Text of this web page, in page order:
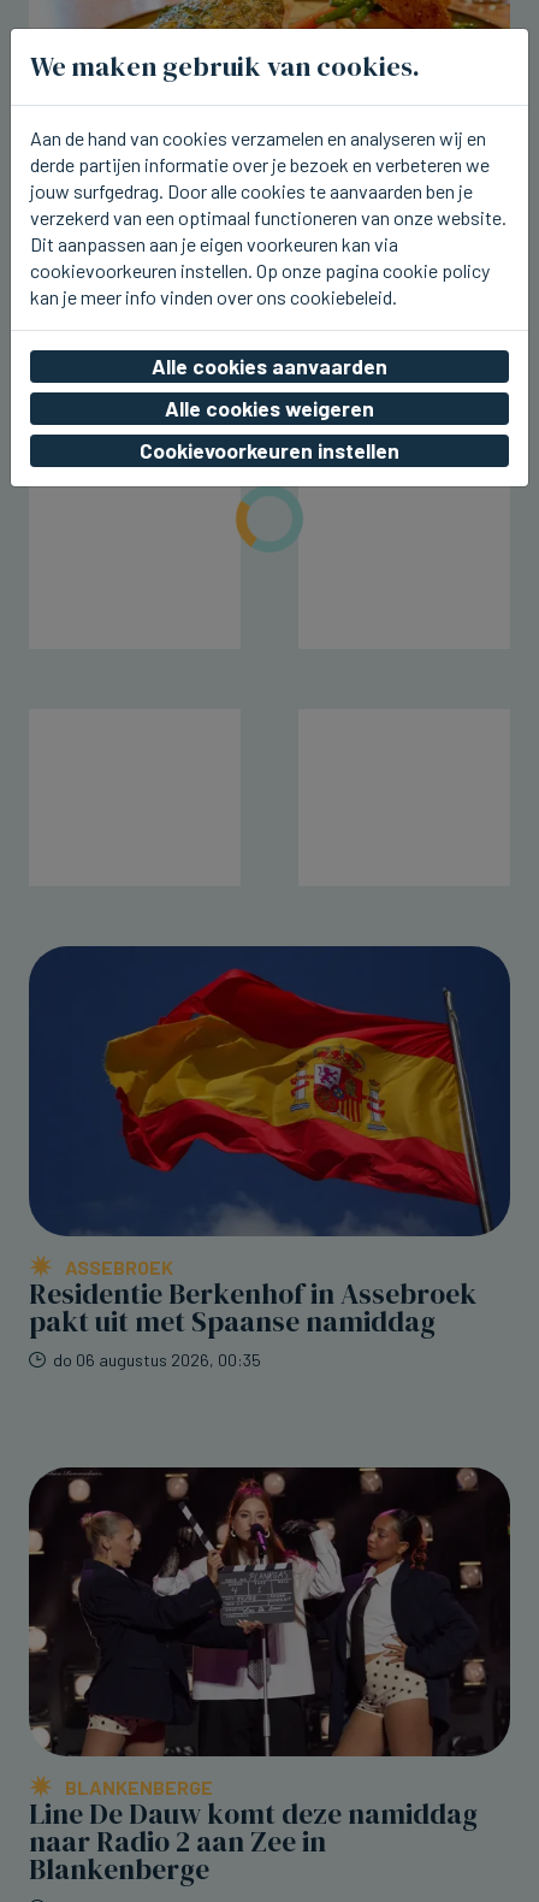
BRUGGE
Tartaar van tonijn en zonnevis op de
nieuwe weeklunch bij Breydel de
Coninc
do 06 augustus 2026, 17:43
ASSEBROEK
Residentie Berkenhof in Assebroek
pakt uit met Spaanse namiddag
do 06 augustus 2026, 00:35
BLANKENBERGE
Line De Dauw komt deze namiddag
naar Radio 2 aan Zee in
Blankenberge
We maken gebruik van cookies.
Aan de hand van cookies verzamelen en analyseren wij en
derde partijen informatie over je bezoek en verbeteren we
jouw surfgedrag. Door alle cookies te aanvaarden ben je
verzekerd van een optimaal functioneren van onze website.
Dit aanpassen aan je eigen voorkeuren kan via
cookievoorkeuren instellen. Op onze pagina cookie policy
kan je meer info vinden over ons cookiebeleid.
Alle cookies aanvaarden
Alle cookies weigeren
Cookievoorkeuren instellen